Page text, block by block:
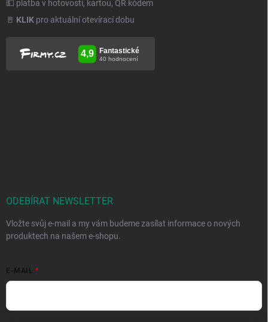
💵 platba v hotovosti, kartou, QR kódem
🚪 KLIK pro aktuální otevírací dobu
ODEBÍRAT NEWSLETTER
Vložte svůj e-mail a my vám budeme zasílat informace o nových
produktech na našem e-shopu.
E-MAIL